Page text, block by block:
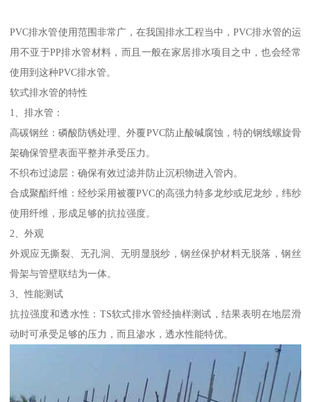
PVC排水管使用范围非常广，在我国排水工程当中，PVC排水管的运
用不亚于PP排水管材料，而且一般在家居排水项目之中，也会经常
使用到这种PVC排水管。
软式排水管的特性
1、排水管：
高碳钢丝：磷酸防锈处理、外覆PVC防止酸碱腐蚀，特的钢线螺旋骨
架确保管壁表面平整并承受压力。
不织布过滤层：确保有效过滤并防止沉积物进入管内。
合成聚酯纤维：经纱采用被覆PVC的高强力特多龙纱或尼龙纱，纬纱
使用纤维，形成足够的抗拉强度。
2、外观
外观应无撕裂、无孔洞、无明显脱纱，钢丝保护材料无脱落，钢丝
骨架与管壁联结为一体。
3、性能测试
抗拉强度和透水性：TS软式排水管经抽样测试，结果表明在地层滑
动时可承受足够的压力，而且渗水，透水性能特优。